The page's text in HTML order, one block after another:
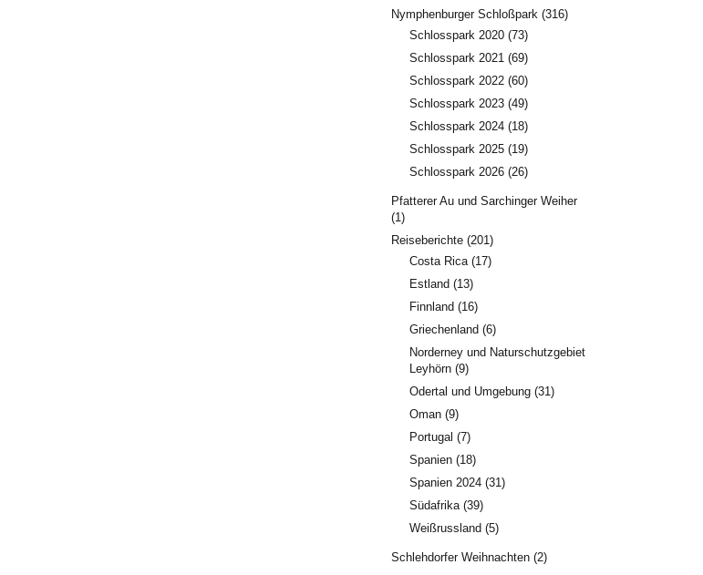
Nymphenburger Schloßpark (316)
Schlosspark 2020 (73)
Schlosspark 2021 (69)
Schlosspark 2022 (60)
Schlosspark 2023 (49)
Schlosspark 2024 (18)
Schlosspark 2025 (19)
Schlosspark 2026 (26)
Pfatterer Au und Sarchinger Weiher
(1)
Reiseberichte (201)
Costa Rica(17)
Estland (13)
Finnland (16)
Griechenland (6)
Norderney und Naturschutzgebiet
Leyhörn (9)
Odertal und Umgebung (31)
Oman (9)
Portugal (7)
Spanien (18)
Spanien 2024 (31)
Südafrika(39)
Weißrussland (5)
Schlehdorfer Weihnachten (2)